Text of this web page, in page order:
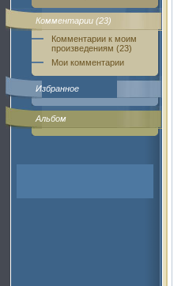
Комментарии (23)
Комментарии к моим
произведениям (23)
Мои комментарии
Избранное
Альбом